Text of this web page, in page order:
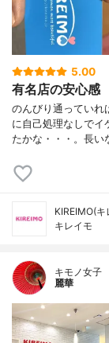
5.00
有名店の安心感
のんびり通っていれ
に自己処理なしでイ
たかな・・・。長
KIREIMO(キ
キレイモ
キモノ女子
麗華